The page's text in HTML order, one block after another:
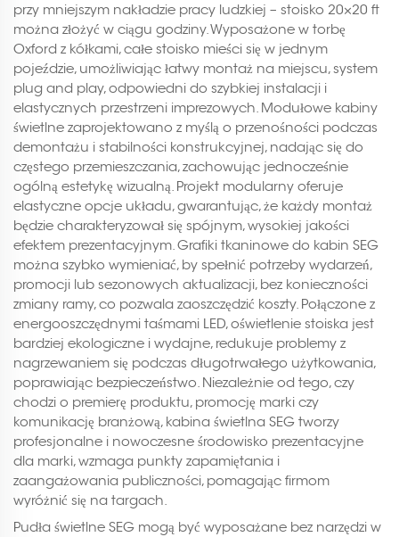
przy mniejszym nakładzie pracy ludzkiej – stoisko 20×20 ft
można złożyć w ciągu godziny. Wyposażone w torbę
Oxford z kółkami, całe stoisko mieści się w jednym
pojeździe, umożliwiając łatwy montaż na miejscu, system
plug and play, odpowiedni do szybkiej instalacji i
elastycznych przestrzeni imprezowych. Modułowe kabiny
świetlne zaprojektowano z myślą o przenośności podczas
demontażu i stabilności konstrukcyjnej, nadając się do
częstego przemieszczania, zachowując jednocześnie
ogólną estetykę wizualną. Projekt modularny oferuje
elastyczne opcje układu, gwarantując, że każdy montaż
będzie charakteryzował się spójnym, wysokiej jakości
efektem prezentacyjnym. Grafiki tkaninowe do kabin SEG
można szybko wymieniać, by spełnić potrzeby wydarzeń,
promocji lub sezonowych aktualizacji, bez konieczności
zmiany ramy, co pozwala zaoszczędzić koszty. Połączone z
energooszczędnymi taśmami LED, oświetlenie stoiska jest
bardziej ekologiczne i wydajne, redukuje problemy z
nagrzewaniem się podczas długotrwałego użytkowania,
poprawiając bezpieczeństwo. Niezależnie od tego, czy
chodzi o premierę produktu, promocję marki czy
komunikację branżową, kabina świetlna SEG tworzy
profesjonalne i nowoczesne środowisko prezentacyjne
dla marki, wzmaga punkty zapamiętania i
zaangażowania publiczności, pomagając firmom
wyróżnić się na targach.
Pudła świetlne SEG mogą być wyposażane bez narzędzi w